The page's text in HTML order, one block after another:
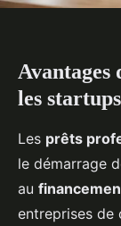
Avantages
les startups
Les prêts
le démarrage
au
entreprises de